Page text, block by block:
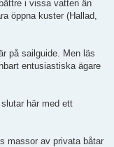
i vissa vatten än
öppna kuster (Hallad,
på sailguide. Men läs
entusiastiska ägare
här med ett
massor av privata båtar